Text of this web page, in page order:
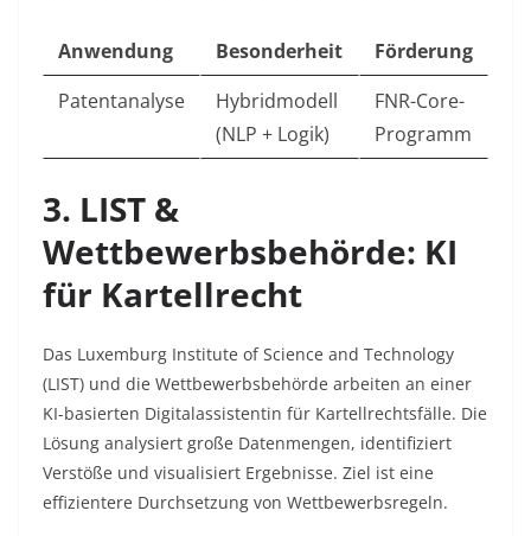
Anwendung Besonderheit
Förderung
Patentanalyse
Hybridmodell
(NLP + Logik)
FNR-Core-
Programm
3. LIST &
Wettbewerbsbehörde: KI
für Kartellrecht
Das Luxemburg Institute of Science and Technology
(LIST) und die Wettbewerbsbehörde arbeiten an einer
KI-basierten Digitalassistentin für Kartellrechtsfälle. Die
Lösung analysiert große Datenmengen, identifiziert
Verstöße und visualisiert Ergebnisse. Ziel ist eine
effizientere Durchsetzung von Wettbewerbsregeln.